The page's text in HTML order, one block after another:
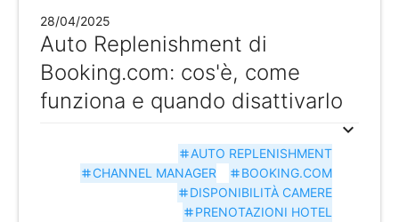
28/04/2025
Auto Replenishment di
Booking.com: cos'è, come
funziona e quando disattivarlo
expand_more
tag AUTO REPLENISHMENT
tag BOOKING.COM
tag CHANNEL MANAGER
tag DISPONIBILITÀ CAMERE
tag PRENOTAZIONI HOTEL